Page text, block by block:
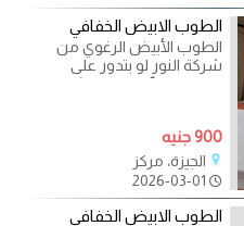
الطوب الابيض الخفافي
الطوب الأبيض الرغوي من
شركة النور لو بتدور على
طوب يسهّل عليك الشغل
900 جنيه
الجيزة، مركز
2026-03-01
الطوب الابيض الخفافي